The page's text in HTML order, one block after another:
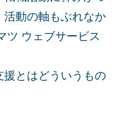
動の軸もぶれなか
ツ ウェブサービス
とはどういうもの